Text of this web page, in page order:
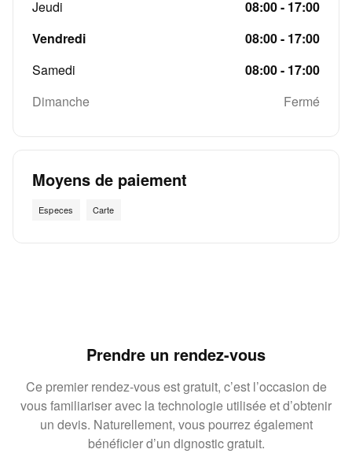
Jeudi
08:00 - 17:00
Vendredi
08:00 - 17:00
Samedi
08:00 - 17:00
Dimanche
Fermé
Moyens de paiement
Especes Carte
Prendre un rendez-vous
Ce premier rendez-vous est gratuit, c’est l’occasion de
vous familiariser avec la technologie utilisée et d’obtenir
un devis. Naturellement, vous pourrez également
bénéficier d’un dignostic gratuit.